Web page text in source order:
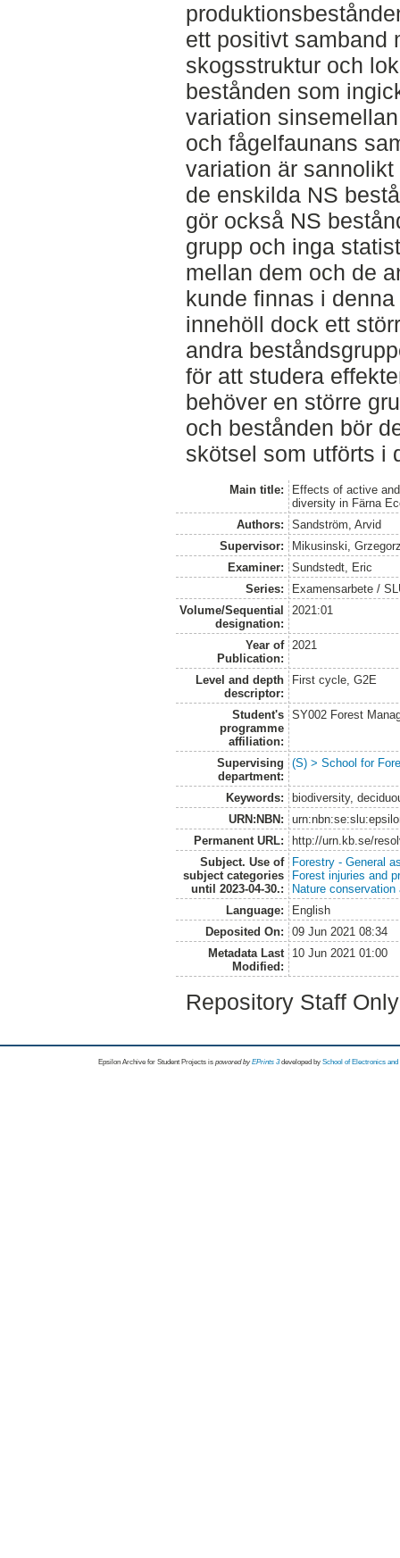
ett positivt samband
skogsstruktur och
bestånden som
variation
och fågelfaunans
variation är
de enskilda NS
gör också NS
grupp och inga
mellan dem och de
kunde finnas i
innehöll dock ett
andra
för att studera
behöver en större
och bestånden bör
skötsel som utförts i
Main title:
Effects of active
diversity in Färna
Authors:
Sandström, Arvid
Supervisor:
Mikusinski,
Examiner:
Sundstedt, Eric
Series:
Examensarbete /
Volume/Sequential
designation:
2021:01
Year of
Publication:
2021
Level and depth
descriptor:
First cycle, G2E
Student's
programme
affiliation:
SY002 Forest
Supervising
department:
(S) > School for
Keywords:
biodiversity,
URN:NBN:
Permanent URL:
http://urn.kb.se/
Subject. Use of
subject categories
until 2023-04-30.:
Forestry - General
Forest injuries and
Nature
Language:
English
Deposited On:
09 Jun 2021 08:34
Metadata Last
Modified:
10 Jun 2021 01:00
Repository Staff
Epsilon Archive for Student Projects is powored byEPrints 3 developed by School of Electronics